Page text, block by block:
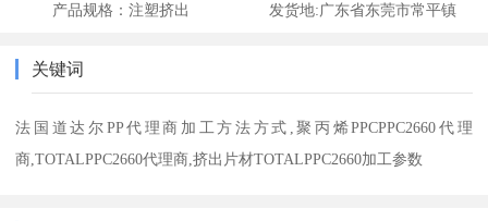
产品规格： 注塑挤出 发货地:广东省东莞市常平镇
关键词
法国道达尔PP代理商加工方法方式,聚丙烯PPCPPC2660代理
商,TOTALPPC2660代理商,挤出片材TOTALPPC2660加工参数